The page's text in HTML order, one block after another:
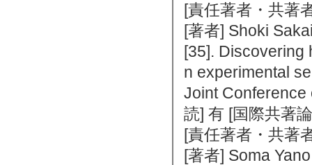
[責任著者・共著
[著者] Shoki
[35]. Discovering
n experimental
Joint Conference
読] 有 [国際共著
[責任著者・共著
[著者] Soma